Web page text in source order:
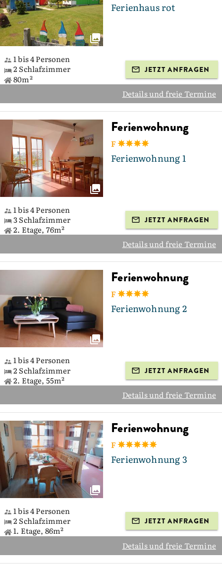
Ferienhaus rot
1 bis 4 Personen
2 Schlafzimmer
80m²
JETZT ANFRAGEN
Details und freie Termine
Ferienwohnung
F
Ferienwohnung 1
1 bis 4 Personen
3 Schlafzimmer
2. Etage, 76m²
JETZT ANFRAGEN
Details und freie Termine
Ferienwohnung
F
Ferienwohnung 2
1 bis 4 Personen
2 Schlafzimmer
2. Etage, 55m²
JETZT ANFRAGEN
Details und freie Termine
Ferienwohnung
F
Ferienwohnung 3
1 bis 4 Personen
2 Schlafzimmer
1. Etage, 86m²
JETZT ANFRAGEN
Details und freie Termine